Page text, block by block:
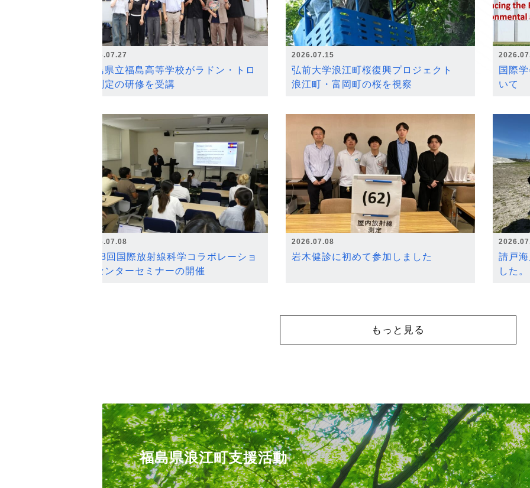
2026.07.27
福島県立福島高等学校がラドン・トロ
ン測定の研修を受講
2026.07.15
弘前大学浪江町桜復興プロジェクト
浪江町・富岡町の桜を視察
国際
いて
2026.07.08
第18回国際放射線科学コラボレーショ
ンセンターセミナーの開催
2026.07.08
岩木健診に初めて参加しました
請戸
した。
もっと見る
福島県浪江町支援活動